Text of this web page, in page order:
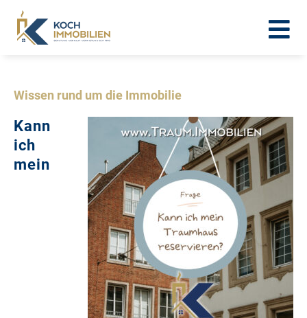
Wissen rund um die Immobilie
Kann
ich
mein